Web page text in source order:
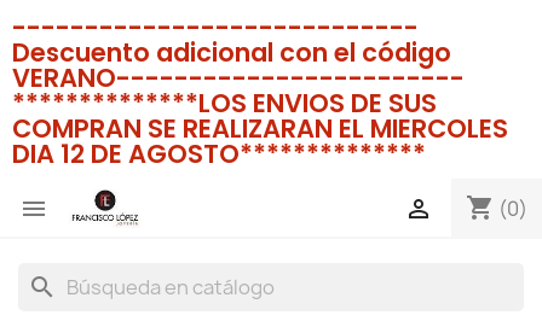
----------------------------
Descuento adicional con el código
VERANO------------------------
**************LOS ENVIOS DE SUS
COMPRAN SE REALIZARAN EL MIERCOLES
DIA 12 DE AGOSTO**************
 shopping_cart (0)

search